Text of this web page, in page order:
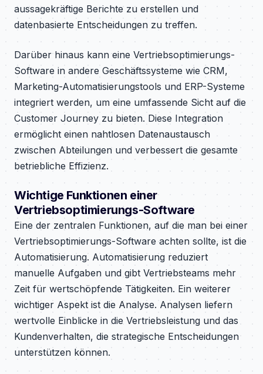
aussagekräftige Berichte zu erstellen und
datenbasierte Entscheidungen zu treffen.
Darüber hinaus kann eine Vertriebsoptimierungs-
Software in andere Geschäftssysteme wie CRM,
Marketing-Automatisierungstools und ERP-Systeme
integriert werden, um eine umfassende Sicht auf die
Customer Journey zu bieten. Diese Integration
ermöglicht einen nahtlosen Datenaustausch
zwischen Abteilungen und verbessert die gesamte
betriebliche Effizienz.
Wichtige Funktionen einer
Vertriebsoptimierungs-Software
Eine der zentralen Funktionen, auf die man bei einer
Vertriebsoptimierungs-Software achten sollte, ist die
Automatisierung. Automatisierung reduziert
manuelle Aufgaben und gibt Vertriebsteams mehr
Zeit für wertschöpfende Tätigkeiten. Ein weiterer
wichtiger Aspekt ist die Analyse. Analysen liefern
wertvolle Einblicke in die Vertriebsleistung und das
Kundenverhalten, die strategische Entscheidungen
unterstützen können.